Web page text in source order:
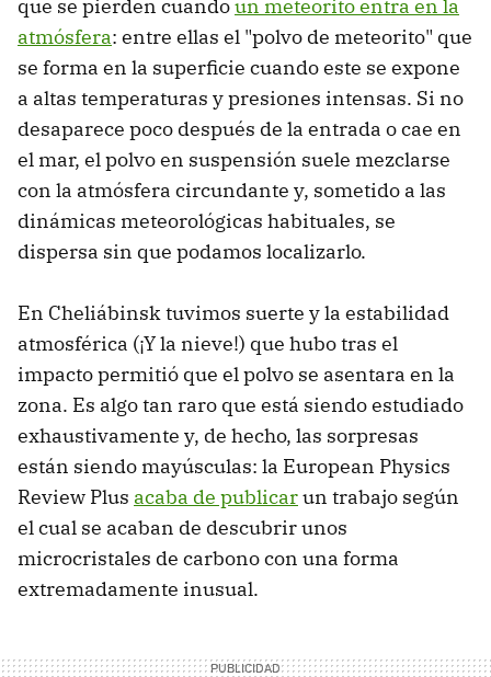
que se pierden cuandoun meteorito entra en la
atmósfera: entre ellas el "polvo de meteorito" que
se forma en la superficie cuando este se expone
a altas temperaturas y presiones intensas. Si no
desaparece poco después de la entrada o cae en
el mar, el polvo en suspensión suele mezclarse
con la atmósfera circundante y, sometido a las
dinámicas meteorológicas habituales, se
dispersa sin que podamos localizarlo.
En Cheliábinsk tuvimos suerte y la estabilidad
atmosférica (¡Y la nieve!) que hubo tras el
impacto permitió que el polvo se asentara en la
zona. Es algo tan raro que está siendo estudiado
exhaustivamente y, de hecho, las sorpresas
están siendo mayúsculas: la European Physics
Review Plus acaba de publicarun trabajo según
el cual se acaban de descubrir unos
microcristales de carbono con una forma
extremadamente inusual.